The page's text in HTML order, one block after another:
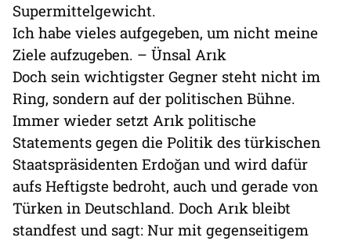
Supermittelgewicht.
Ich habe vieles aufgegeben, um nicht meine
Ziele aufzugeben. – Ünsal Arık
Doch sein wichtigster Gegner steht nicht im
Ring, sondern auf der politischen Bühne.
Immer wieder setzt Arık politische
Statements gegen die Politik des türkischen
Staatspräsidenten Erdoğan und wird dafür
aufs Heftigste bedroht, auch und gerade von
Türken in Deutschland. Doch Arık bleibt
standfest und sagt: Nur mit gegenseitigem